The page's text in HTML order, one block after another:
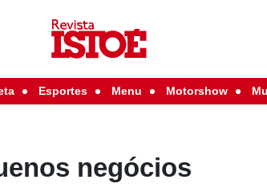
Esportes Menu Motorshow
negócios